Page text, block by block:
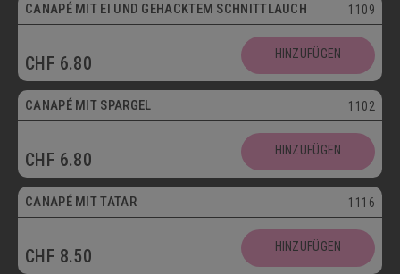
CANAPÉ MIT EI UND GEHACKTEM SCHNITTLAUCH 1109
CHF 6.80 HINZUFÜGEN
CANAPÉ MIT SPARGEL 1102
CHF 6.80 HINZUFÜGEN
CANAPÉ MIT TATAR 1116
CHF 8.50 HINZUFÜGEN